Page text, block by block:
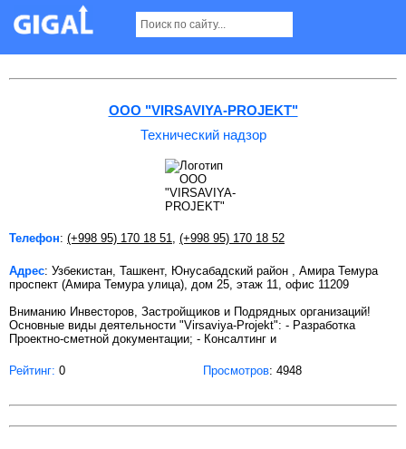
Технический надзор в Ташкенте
ООО "VIRSAVIYA-PROJEKT"
Технический надзор
Телефон: (+998 95) 170 18 51 (+998 95) 170 18 52
Адрес: Узбекистан, Ташкент, Юнусабадский район , Амира Темура
проспект (Амира Темура улица), дом 25, этаж 11, офис 11209
Вниманию Инвесторов, Застройщиков и Подрядных организаций!
Основные виды деятельности "Virsaviya-Projekt": - Разработка
Проектно-сметной документации; - Консалтинг и
Рейтинг: 0 Просмотров: 4948